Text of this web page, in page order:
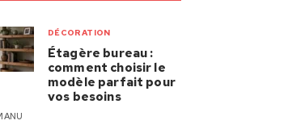
DÉCORATION
Étagère bureau :
comment choisir le
modèle parfait pour
vos besoins